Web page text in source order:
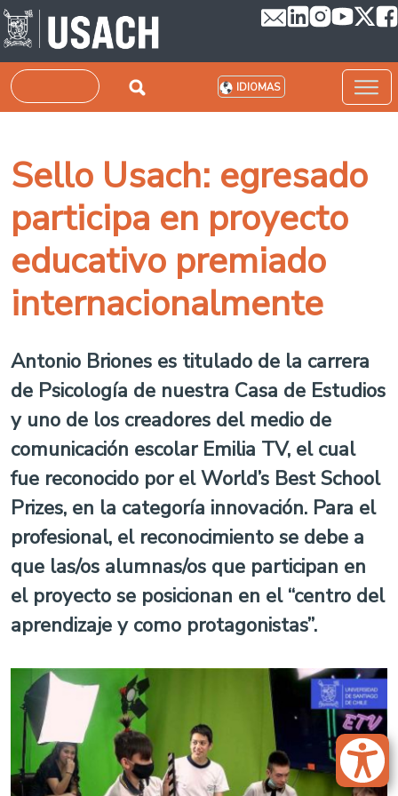
Pasar al contenido principal
Buscar IDIOMAS
Sello Usach: egresado
participa en proyecto
educativo premiado
internacionalmente
Antonio Briones es titulado de la carrera
de Psicología de nuestra Casa de Estudios
y uno de los creadores del medio de
comunicación escolar Emilia TV, el cual
fue reconocido por el World’s Best School
Prizes, en la categoría innovación. Para el
profesional, el reconocimiento se debe a
que las/os alumnas/os que participan en
el proyecto se posicionan en el “centro del
aprendizaje y como protagonistas”.